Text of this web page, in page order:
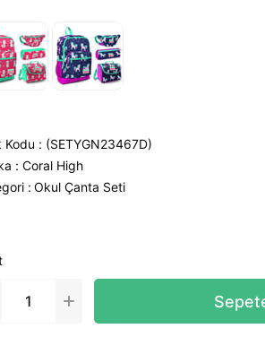
Kodu
(SETYGN23467D)
: Coral High
: Okul Çanta Seti